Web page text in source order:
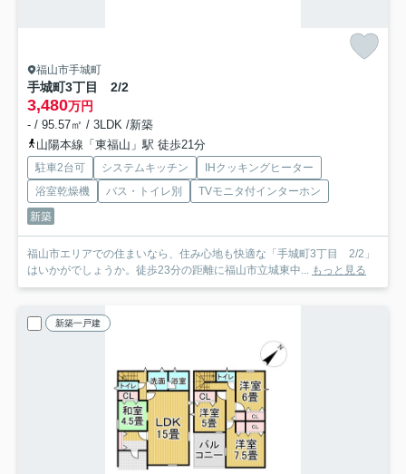
福山市手城町
手城町3丁目 2/2
3,480万円
- / 95.57㎡ / 3LDK /新築
山陽本線「東福山」駅 徒歩21分
駐車2台可 システムキッチン
IHクッキングヒーター
浴室乾燥機
バス・トイレ別
TVモニタ付インターホン
新築
福山市エリアでの住まいなら、住み心地も快適な「手城町3丁目 2/2」
はいかがでしょうか。徒歩23分の距離に福山市立城東中...
もっと見る
新築一戸建